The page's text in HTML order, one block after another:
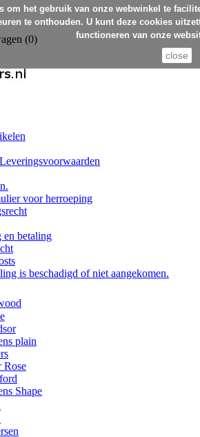
(0)
voor herroeping
en betaling
is beschadigd of niet aangekomen.
plain
Rose
Shape
om het gebruik van onze webwinkel te
te onthouden. U kunt deze cookies
functioneren van onze
close